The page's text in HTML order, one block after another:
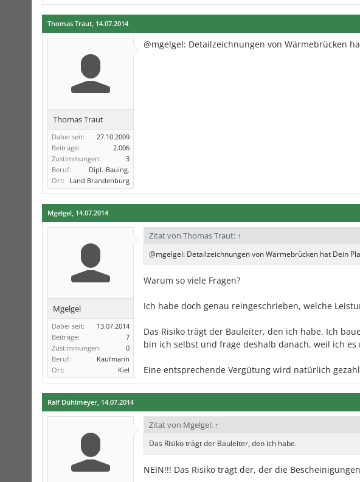
Thomas Traut, 14.07.2014
Thomas Traut
Dabei seit:
27.10.2009
Beiträge:
2.006
Zustimmungen:
3
Beruf:
Dipl.-Bauing.
Ort:
Land Brandenburg
@mgelgel: Detailzeichnungen von Wärmebrücken
Mgelgel, 14.07.2014
Mgelgel
Dabei seit:
13.07.2014
Beiträge:
7
Zustimmungen:
0
Beruf:
Kaufmann
Ort:
Kiel
Zitat von Thomas Traut: ↑
@mgelgel: Detailzeichnungen von Wärmebrücken hat Dein
Warum so viele Fragen?
Ich habe doch genau reingeschrieben, welche
Das Risiko trägt der Bauleiter, den ich habe. Ich
bin ich selbst und frage deshalb danach, weil ich es
Eine entsprechende Vergütung wird natürlich
Ralf Dühlmeyer, 14.07.2014
Zitat von Mgelgel: ↑
Das Risiko trägt der Bauleiter, den ich habe.
NEIN!!! Das Risiko trägt der, der die